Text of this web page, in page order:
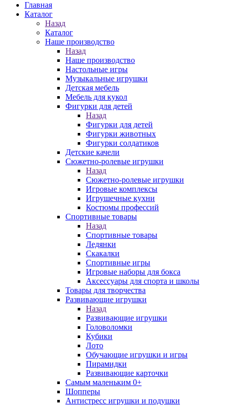
Главная
Каталог
Назад
Каталог
Наше производство
Назад
Наше производство
Настольные игры
Музыкальные игрушки
Детская мебель
Мебель для кукол
Фигурки для детей
Назад
Фигурки для детей
Фигурки животных
Фигурки солдатиков
Детские качели
Сюжетно-ролевые игрушки
Назад
Сюжетно-ролевые игрушки
Игровые комплексы
Игрушечные кухни
Костюмы профессий
Спортивные товары
Назад
Спортивные товары
Ледянки
Скакалки
Спортивные игры
Игровые наборы для бокса
Аксессуары для спорта и школы
Товары для творчества
Развивающие игрушки
Назад
Развивающие игрушки
Головоломки
Кубики
Лото
Обучающие игрушки и игры
Пирамидки
Развивающие карточки
Самым маленьким 0+
Шопперы
Антистресс игрушки и подушки